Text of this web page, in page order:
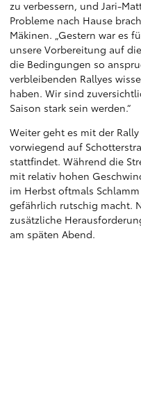
zu verbessern, und Jari-
Probleme nach Hause
Mäkinen. „Gestern war es
unsere Vorbereitung auf
die Bedingungen so
verbleibenden Rallyes
haben. Wir sind
Saison stark sein werden.“
Weiter geht es mit der
vorwiegend auf
stattfindet. Während die
mit relativ hohen
im Herbst oftmals
gefährlich rutschig macht.
zusätzliche
am späten Abend.